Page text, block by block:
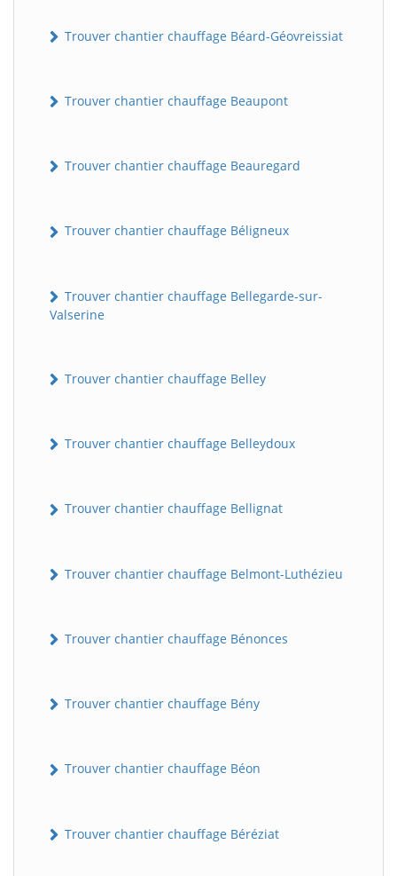
Trouver chantier chauffage Béard-Géovreissiat
Trouver chantier chauffage Beaupont
Trouver chantier chauffage Beauregard
Trouver chantier chauffage Béligneux
Trouver chantier chauffage Bellegarde-sur-
Valserine
Trouver chantier chauffage Belley
Trouver chantier chauffage Belleydoux
Trouver chantier chauffage Bellignat
Trouver chantier chauffage Belmont-Luthézieu
Trouver chantier chauffage Bénonces
Trouver chantier chauffage Bény
Trouver chantier chauffage Béon
Trouver chantier chauffage Béréziat